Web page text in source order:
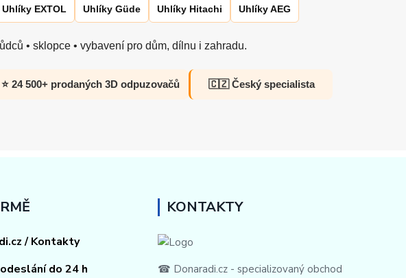
Uhlíky EXTOL Uhlíky Güde Uhlíky Hitachi Uhlíky AEG
• sklopce • vybavení pro dům, dílnu i zahradu.
⭐ 24 500+ prodaných 3D odpuzovačů 🇨🇿 Český specialista
/ Kontakty
do 24 h
KONTAKTY
☎ Donaradi.cz - specializovaný obchod